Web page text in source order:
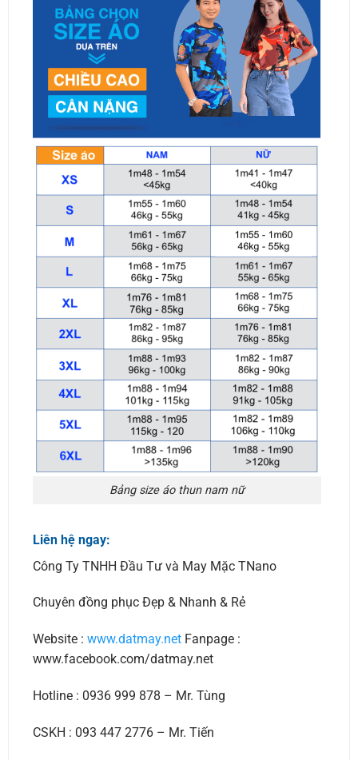
Bảng size áo thun nam nữ
Liên hệ ngay:
Công Ty TNHH Đầu Tư và May Mặc TNano
Chuyên đồng phục Đẹp & Nhanh & Rẻ
Website : www.datmay.netFanpage :
www.facebook.com/datmay.net
Hotline : 0936 999 878 – Mr. Tùng
CSKH : 093 447 2776 – Mr. Tiến